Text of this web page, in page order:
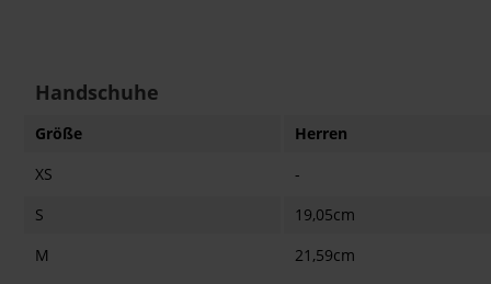
Handschuhe
Größe
Herren
XS
-
S
19,05cm
M
21,59cm